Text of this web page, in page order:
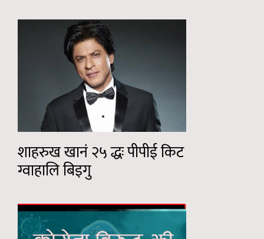
शाहरुख खानं २५ द्धः पीपीई किट
ग्वाहालि बिइगु